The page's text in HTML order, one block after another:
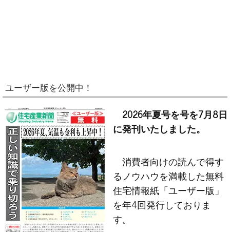
ユーザー版を公開中！
2026年夏号を号を7月8日
に発刊いたしました。
消費者向けの読んで得す
るノウハウを満載した無料
住宅情報紙「ユーザー版」
を年4回発行しておりま
す。